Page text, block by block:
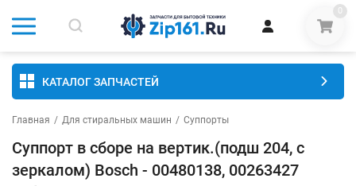
0
КАТАЛОГ ЗАПЧАСТЕЙ
Главная / Для стиральных машин / Суппорты
Суппорт в сборе на вертик.(подш 204, с
зеркалом) Bosch - 00480138, 00263427